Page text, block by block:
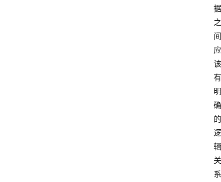
据
之
间
应
该
有
明
确
的
逻
辑
关
系